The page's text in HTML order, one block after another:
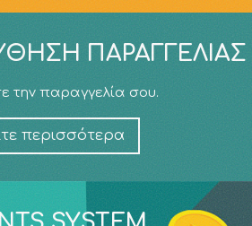
ΠΑΡΑΓΓΕΛΊΑΣ
την παραγγελία σου.
περισσότερα